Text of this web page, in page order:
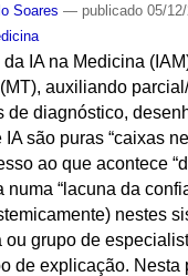
Soares — publicado 05/
IA ​​na Medicina
auxiliando
de diagnóstico,
IA são puras “caixas
ao que acontece
numa “lacuna da
nestes
ou grupo de
de explicação. Nesta